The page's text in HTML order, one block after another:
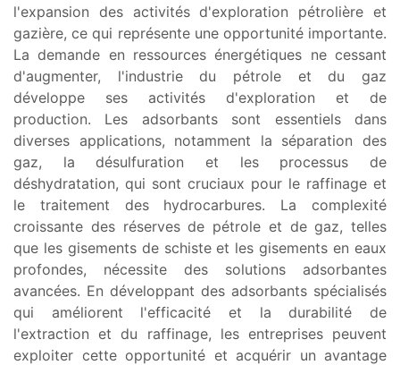
l'expansion des activités d'exploration pétrolière et
gazière, ce qui représente une opportunité importante.
La demande en ressources énergétiques ne cessant
d'augmenter, l'industrie du pétrole et du gaz
développe ses activités d'exploration et de
production. Les adsorbants sont essentiels dans
diverses applications, notamment la séparation des
gaz, la désulfuration et les processus de
déshydratation, qui sont cruciaux pour le raffinage et
le traitement des hydrocarbures. La complexité
croissante des réserves de pétrole et de gaz, telles
que les gisements de schiste et les gisements en eaux
profondes, nécessite des solutions adsorbantes
avancées. En développant des adsorbants spécialisés
qui améliorent l'efficacité et la durabilité de
l'extraction et du raffinage, les entreprises peuvent
exploiter cette opportunité et acquérir un avantage